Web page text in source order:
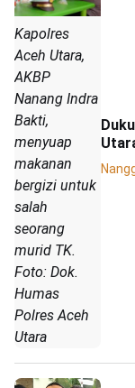
Kapolres
Aceh Utara,
AKBP
Nanang Indra
Bakti,
menyuap
makanan
bergizi untuk
salah
seorang
murid TK.
Foto: Dok.
Humas
Polres Aceh
Utara